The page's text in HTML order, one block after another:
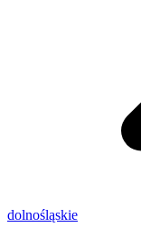
dolnośląskie